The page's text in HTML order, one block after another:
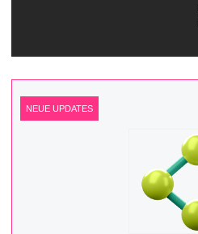
NEUE UPDATES